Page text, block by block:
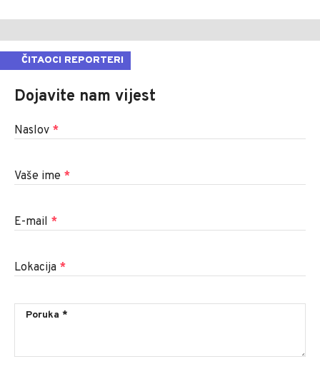
ČITAOCI REPORTERI
Dojavite nam vijest
Naslov *
Vaše ime *
E-mail *
Lokacija *